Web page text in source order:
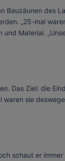
Bauzäunen des
„25-mal
Material.
Das Ziel: die
sie
schaut er